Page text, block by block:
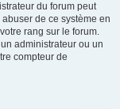
du forum peut
de ce système en
rang sur le forum.
administrateur ou un
compteur de